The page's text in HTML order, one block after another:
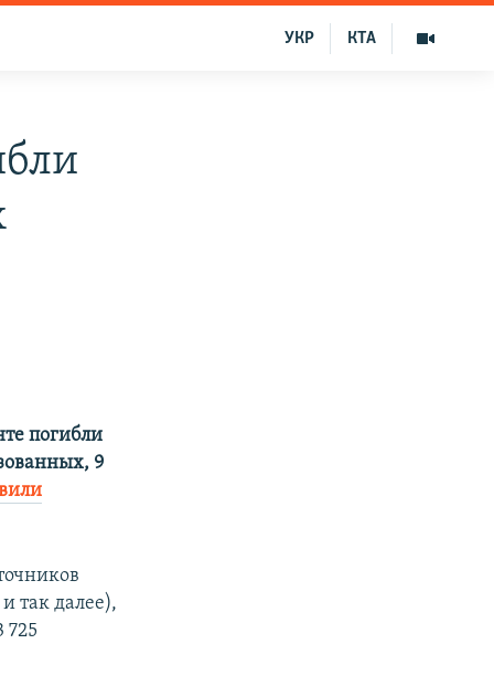
КТА
УКР
погибли
9
так далее),
725